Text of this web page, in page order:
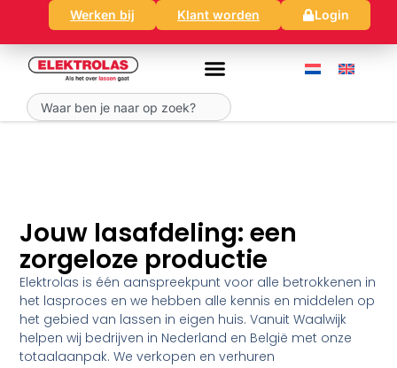
inhoud
Login
Klant worden
Werken bij
Zoeken
Jouw lasafdeling: een
zorgeloze productie
Elektrolas is één aanspreekpunt voor alle betrokkenen in
het lasproces en we hebben alle kennis en middelen op
het gebied van lassen in eigen huis. Vanuit Waalwijk
helpen wij bedrijven in Nederland en België met onze
totaalaanpak. We verkopen en verhuren